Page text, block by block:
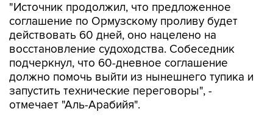
"Источник продолжил, что предложенное
соглашение по Ормузскому проливу будет
действовать 60 дней, оно нацелено на
восстановление судоходства. Собеседник
подчеркнул, что 60-дневное соглашение
должно помочь выйти из нынешнего тупика и
запустить технические переговоры", -
отмечает "Аль-Арабийя".